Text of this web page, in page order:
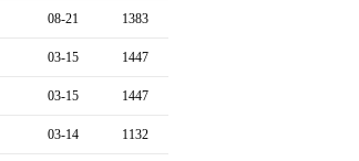
08-21 1383
03-15 1447
03-15 1447
03-14 1132